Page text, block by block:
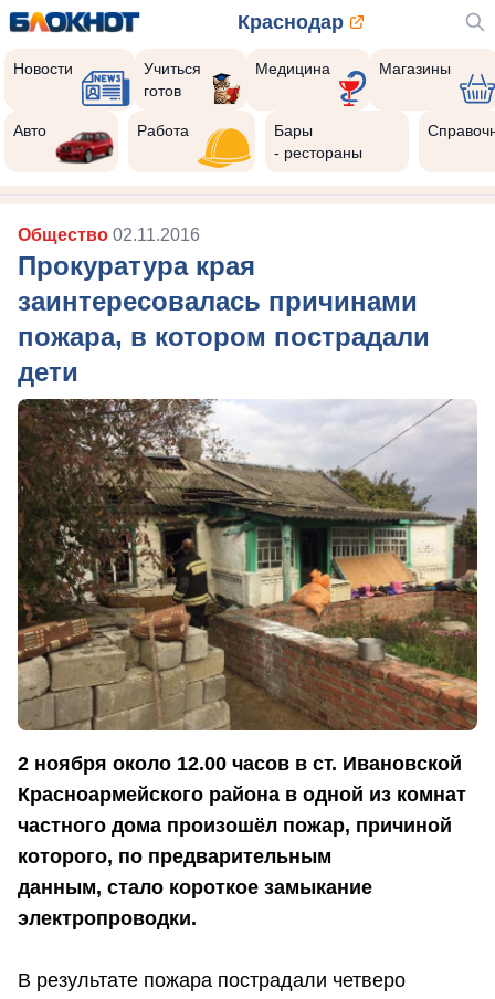
Краснодар
Новости
Учиться
готов
Медицина Магазины
Авто Работа
Бары
- рестораны
Общество 02.11.2016
Прокуратура края
заинтересовалась причинами
пожара, в котором пострадали
дети
2 ноября около 12.00 часов в ст. Ивановской
Красноармейского района в одной из комнат
частного дома произошёл пожар, причиной
которого, по предварительным
данным, стало короткое замыкание
электропроводки.
В результате пожара пострадали четверо